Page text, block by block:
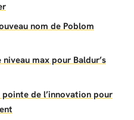
nom de Poblom
max pour Baldur’s
de l’innovation pour